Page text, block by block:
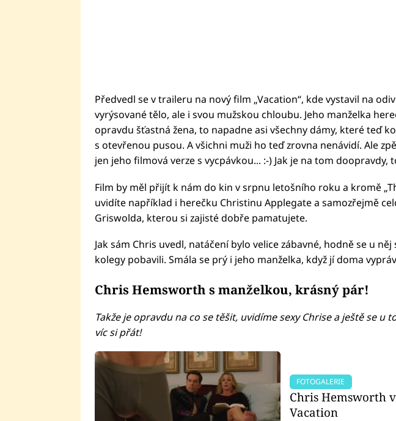
Předvedl se v traileru na nový film „Vacation“, kde vystavil na
vyrýsované tělo, ale i svou mužskou chloubu. Jeho manželka
opravdu šťastná žena, to napadne asi všechny dámy, které teď
s otevřenou pusou. A všichni muži ho teď zrovna nenávidí. Ale
jen jeho filmová verze s vycpávkou... :-) Jak je na tom doopravdy,
Film by měl přijít k nám do kin v srpnu letošního roku a kromě
uvidíte například i herečku Christinu Applegate a samozřejmě
Griswolda, kterou si zajisté dobře pamatujete.
Jak sám Chris uvedl, natáčení bylo velice zábavné, hodně se u
kolegy pobavili. Smála se prý i jeho manželka, když jí doma
Chris Hemsworth s manželkou, krásný pár!
Takže je opravdu na co se těšit, uvidíme sexy Chrise a ještě se u
víc si přát!
FOTOGALERIE
Chris Hemsworth
Vacation